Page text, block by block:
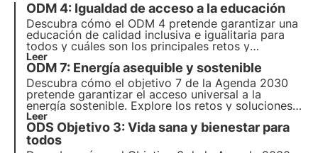
ODM 4: Igualdad de acceso a la educación
Descubra cómo el ODM 4 pretende garantizar una
educación de calidad inclusiva e igualitaria para
todos y cuáles son los principales retos y
oportunidades para alcanzar este objetivo.
Descubra también cómo 3Bee promueve la
educación medioambiental y la formación continua
para adultos.
Leer
ODM 7: Energía asequible y sostenible
Descubra cómo el objetivo 7 de la Agenda 2030
pretende garantizar el acceso universal a la
energía sostenible. Explore los retos y soluciones
para promover las energías renovables y la
eficiencia energética, el papel de las empresas y
los proyectos innovadores en este ámbito.
Leer
ODS Objetivo 3: Vida sana y bienestar para
todos